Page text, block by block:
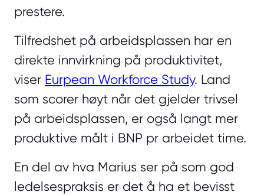
prestere.
Tilfredshet på arbeidsplassen har en
direkte innvirkning på produktivitet,
viser Eurpean Workforce Study. Land
som scorer høyt når det gjelder trivsel
på arbeidsplassen, er også langt mer
produktive målt i BNP pr arbeidet time.
En del av hva Marius ser på som god
ledelsespraksis er det å ha et bevisst